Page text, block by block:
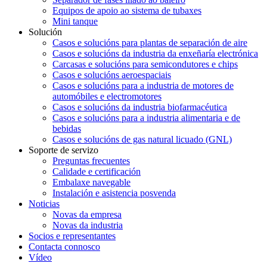
Equipos de apoio ao sistema de tubaxes
Mini tanque
Solución
Casos e solucións para plantas de separación de aire
Casos e solucións da industria da enxeñaría electrónica
Carcasas e solucións para semicondutores e chips
Casos e solucións aeroespaciais
Casos e solucións para a industria de motores de
automóbiles e electromotores
Casos e solucións da industria biofarmacéutica
Casos e solucións para a industria alimentaria e de
bebidas
Casos e solucións de gas natural licuado (GNL)
Soporte de servizo
Preguntas frecuentes
Calidade e certificación
Embalaxe navegable
Instalación e asistencia posvenda
Noticias
Novas da empresa
Novas da industria
Socios e representantes
Contacta connosco
Vídeo